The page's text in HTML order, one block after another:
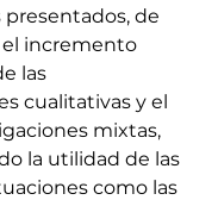
presentados, de
incremento
las
cualitativas y el
mixtas,
la utilidad de las
como las